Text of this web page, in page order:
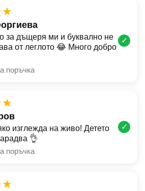
за дъщеря ми и буквално не
от леглото 😂 Много добро
поръчка
✓
изглежда на живо! Детето
👌
поръчка
✓